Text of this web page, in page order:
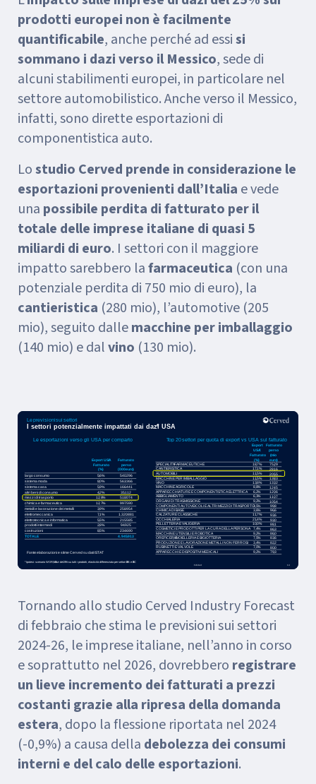
prodotti europei non è facilmente
quantificabile, anche perché ad essisi
sommano i dazi verso il Messico, sede di
alcuni stabilimenti europei, in particolare nel
settore automobilistico. Anche verso il Messico,
infatti, sono dirette esportazioni di
componentistica auto.
Lostudio Cerved prende in considerazione le
esportazioni provenienti dall’Italia e vede
una possibile perdita di fatturato per il
totale delle imprese italiane di quasi 5
miliardi di euro. I settori con il maggiore
impatto sarebbero lafarmaceutica (con una
potenziale perdita di 750 mio di euro), la
cantieristica (280 mio), l’automotive (205
mio), seguito dallemacchine per imballaggio
(140 mio) e dalvino (130 mio).
Tornando allo studio Cerved Industry Forecast
di febbraio che stima le previsioni sui settori
2024-26, le imprese italiane, nell’anno in corso
e soprattutto nel 2026, dovrebbero registrare
un lieve incremento dei fatturati a prezzi
costanti grazie alla ripresa della domanda
estera, dopo la flessione riportata nel 2024
(-0,9%) a causa della debolezza dei consumi
interni e del calo delle esportazioni.